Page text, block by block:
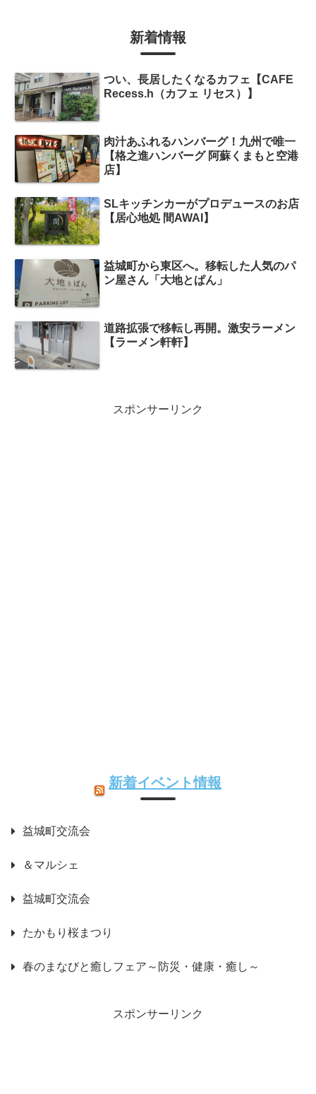
新着情報
つい、長居したくなるカフェ【CAFE
Recess.h（カフェ リセス）】
肉汁あふれるハンバーグ！九州で唯一
【格之進ハンバーグ 阿蘇くまもと空港
店】
SLキッチンカーがプロデュースのお店
【居心地処 間AWAI】
益城町から東区へ。移転した人気のパ
ン屋さん「大地とぱん」
道路拡張で移転し再開。激安ラーメン
【ラーメン軒軒】
スポンサーリンク
新着イベント情報
益城町交流会
＆マルシェ
益城町交流会
たかもり桜まつり
春のまなびと癒しフェア～防災・健康・癒し～
スポンサーリンク